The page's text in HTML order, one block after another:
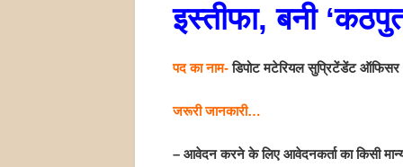
इस्तीफा, बनी
पद का नाम-डिपोट मटेरियल सुप्रिटेंडेंट ऑफिसर
जरूरी जानकारी…
– आवेदन करने के लिए आवेदनकर्ता का किसी